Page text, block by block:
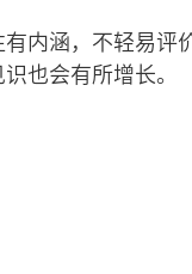
内涵，不轻易评
也会有所增长。